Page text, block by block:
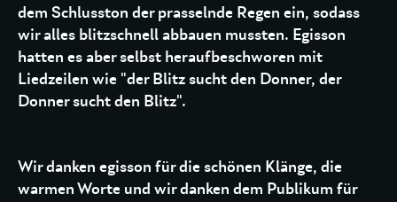
dem Schlusston der prasselnde Regen ein, sodass
wir alles blitzschnell abbauen mussten. Egisson
hatten es aber selbst heraufbeschworen mit
Liedzeilen wie "der Blitz sucht den Donner, der
Donner sucht den Blitz".
Wir danken egisson für die schönen Klänge, die
warmen Worte und wir danken dem Publikum für